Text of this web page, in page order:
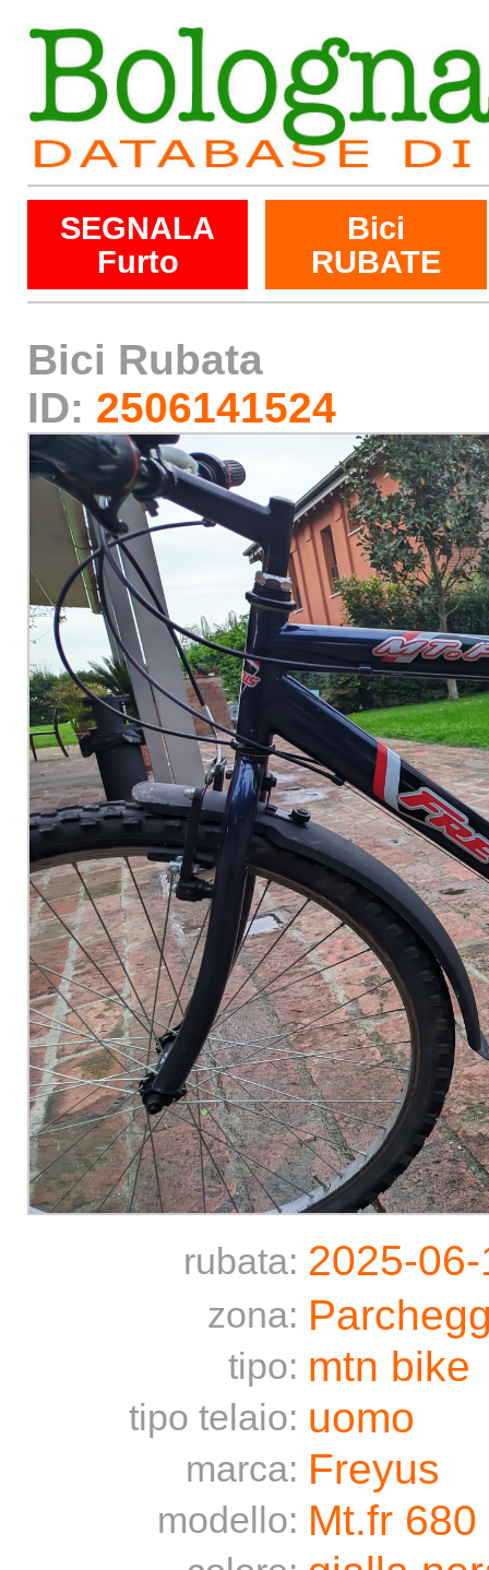
SEGNALA
Furto
Bici
RUBATE
Bici Rubata
ID: 2506141524
rubata: 2025-
zona:
tipo: mtn bike
tipo telaio: uomo
marca: Freyus
modello: Mt.fr 680